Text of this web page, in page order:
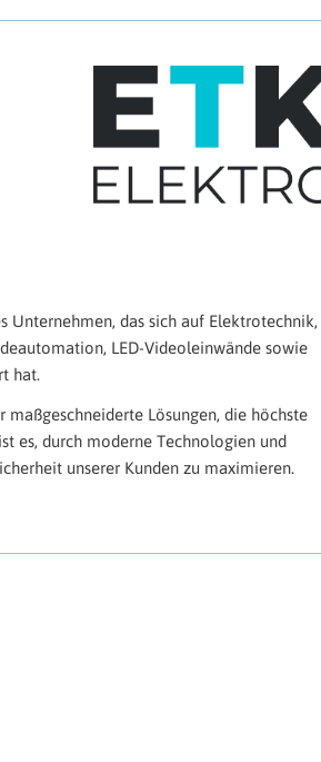
das sich auf Elektrotechnik,
LED-Videoleinwände sowie
hat.
Lösungen, die höchste
es, durch moderne Technologien und
unserer Kunden zu maximieren.